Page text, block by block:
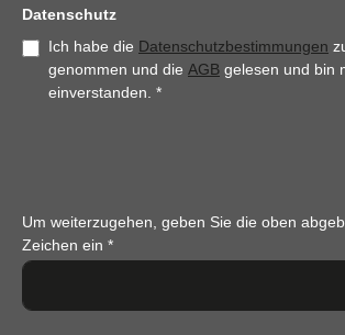
Datenschutz
Ich habe die Datenschutzbestimmungen
genommen und die AGB gelesen und bin
einverstanden. *
Um weiterzugehen, geben Sie die oben
Zeichen ein *